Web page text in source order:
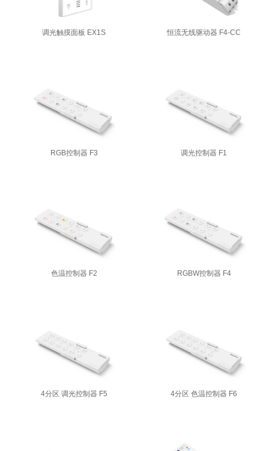
调光触摸面板 EX1S 恒流无线驱动器 F4-CC
RGB控制器 F3 调光控制器 F1
色温控制器 F2 RGBW控制器 F4
4分区 调光控制器 F5 4分区 色温控制器 F6